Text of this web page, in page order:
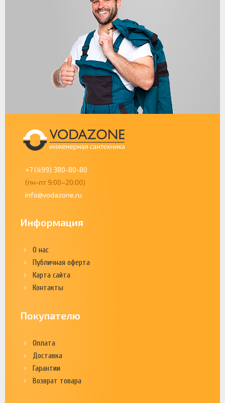
+7 (499) 380-80-80
(пн-пт 9:00–20:00)
info@vodazone.ru
Информация
О нас
Публичная оферта
Карта сайта
Контакты
Покупателю
Оплата
Доставка
Гарантии
Возврат товара